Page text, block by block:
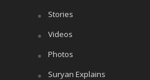
Stories
Videos
Photos
Suryan Explains